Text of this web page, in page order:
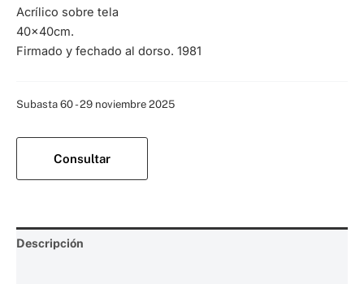
Acrílico sobre tela
40x40cm.
Firmado y fechado al dorso. 1981
Subasta 60 - 29 noviembre 2025
Consultar
Descripción